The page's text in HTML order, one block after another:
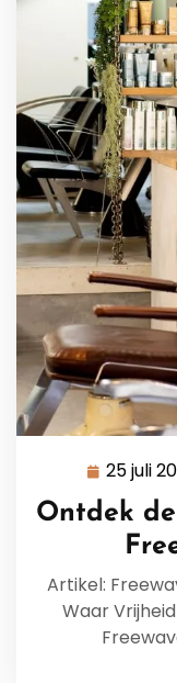
25 juli
Ontdek
Artikel:
Waar